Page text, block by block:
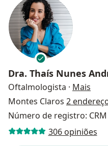
Dra. Thaís Nunes
Oftalmologista · Mais
Montes Claros 2
Número de registro: CRM
306 opiniões